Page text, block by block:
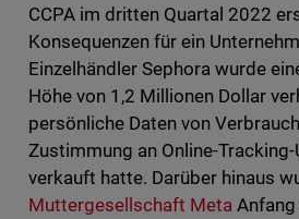
CCPA im dritten Quartal 2022
Konsequenzen für ein
Einzelhändler Sephora wurde
Höhe von 1,2 Millionen Dollar
persönliche Daten von
Zustimmung an Online-
verkauft hatte. Darüber hinaus
Muttergesellschaft MetaAnfang